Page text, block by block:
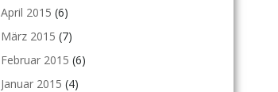
April 2015 (6)
März 2015 (7)
Februar 2015 (6)
Januar 2015 (4)